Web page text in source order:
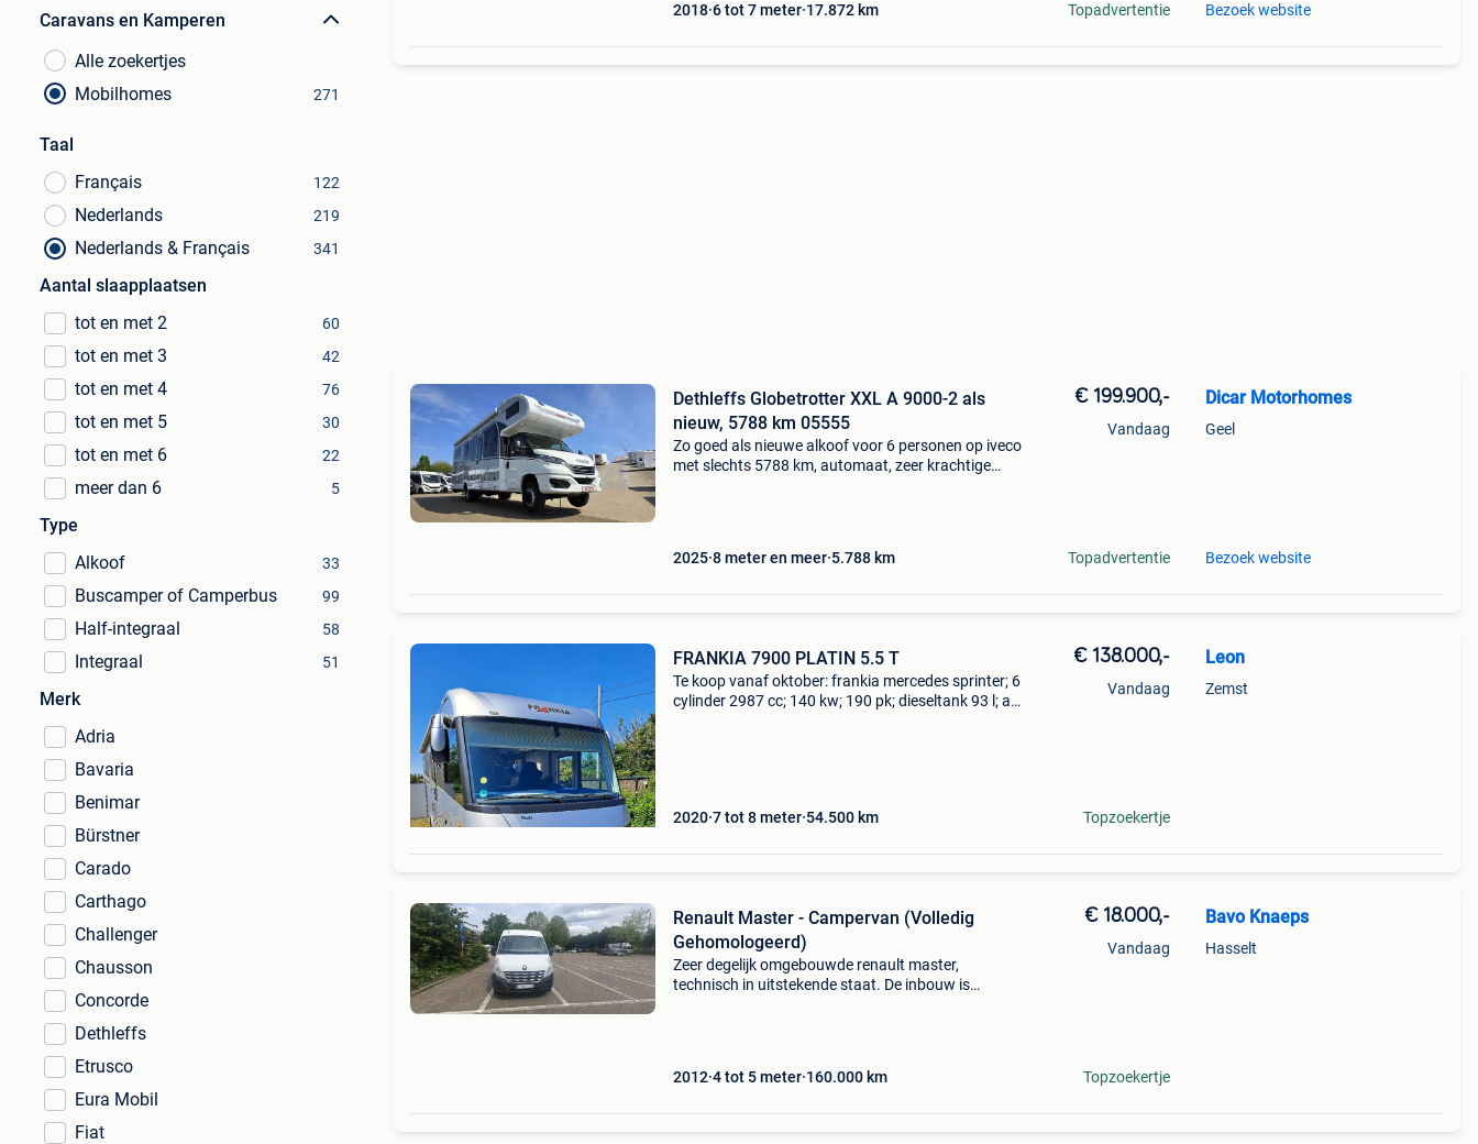
Caravans en Kamperen
Alle zoekertjes
Mobilhomes
271
Taal
Français
122
Nederlands 219
Nederlands & Français 341
Aantal slaapplaatsen
tot en met 2
60
tot en met 3 42
tot en met 4 76
tot en met 5 30
tot en met 6 22
meer dan 6 5
Type
Alkoof
33
Buscamper of Camperbus 99
Half-integraal 58
Integraal 51
Merk
Adria
Bavaria
Benimar
Bürstner
Carado
Carthago
Challenger
Chausson
Concorde
Dethleffs
Etrusco
Eura Mobil
Fiat
2018 6 tot 7 meter 17.872 km Topadvertentie Bezoek website
Dethleffs Globetrotter XXL A 9000-2 als
nieuw, 5788 km 05555
Zo goed als nieuwe alkoof voor 6 personen op iveco
met slechts 5788 km, automaat, zeer krachtige
2025 8 meter en meer 5.788 km
€ 199.900,-
Vandaag
Topadvertentie
Dicar Motorhomes
Geel
Bezoek website
FRANKIA 7900 PLATIN 5.5 T
Te koop vanaf oktober: frankia mercedes sprinter; 6
cylinder 2987 cc; 140 kw; 190 pk; dieseltank 93 l; ad
2020 7 tot 8 meter 54.500 km
€ 138.000,-
Vandaag
Topzoekertje
Leon
Zemst
Renault Master - Campervan (Volledig
Gehomologeerd)
Zeer degelijk omgebouwde renault master,
technisch in uitstekende staat. De inbouw is
2012 4 tot 5 meter 160.000 km
€ 18.000,-
Vandaag
Topzoekertje
Bavo Knaeps
Hasselt